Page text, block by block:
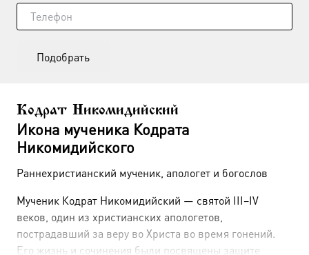
Подобрать
Кодрат Никомидийский
Икона мученика Кодрата
Никомидийского
Раннехристианский мученик, апологет и богослов
Мученик Кодрат Никомидийский — святой III–IV
веков, один из христианских апологетов,
пострадавший за веру во Христа во время гонений.
Его жизнь и сочинения были посвящены защите